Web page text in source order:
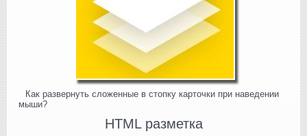
Как развернуть сложенные в стопку карточки при наведении
мыши?
HTML разметка